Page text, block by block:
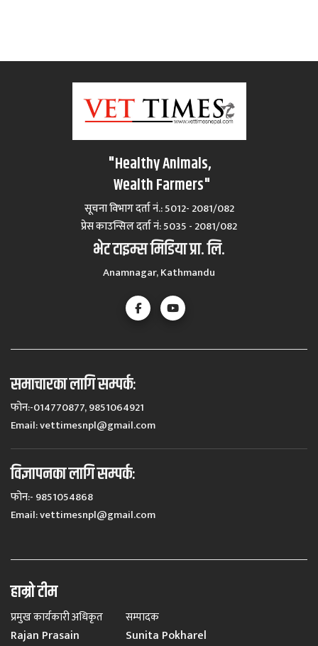
"Healthy Animals,
Wealth Farmers"
सूचना विभाग दर्ता नं.: 5012- 2081/082
प्रेस काउन्सिल दर्ता नं‍: 5035 - 2081/082
भेट टाइम्स मिडिया प्रा. लि.
Anamnagar, Kathmandu
समाचारका लागि सम्पर्कः
फोन:-014770877, 9851064921
Email:vettimesnpl@gmail.com
विज्ञापनका लागि सम्पर्कः
फोन:- 9851054868
Email:vettimesnpl@gmail.com
हाम्रो टीम
प्रमुख कार्यकारी अधिकृत
Rajan Prasain
सम्पादक
Sunita Pokharel